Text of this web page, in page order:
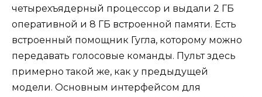
четырехъядерный процессор и выдали 2 ГБ
оперативной и 8 ГБ встроенной памяти. Есть
встроенный помощник Гугла, которому можно
передавать голосовые команды. Пульт здесь
примерно такой же, как у предыдущей
модели. Основным интерфейсом для